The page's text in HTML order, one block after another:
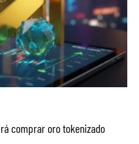
comprar oro tokenizado